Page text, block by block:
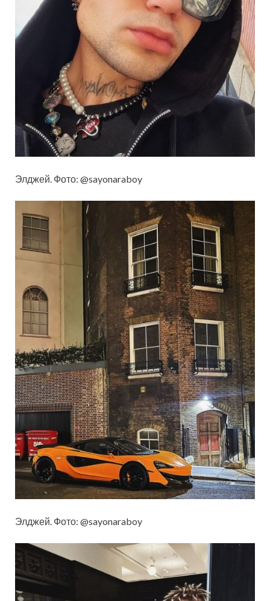
Элджей. Фото: @sayonaraboy
Элджей. Фото: @sayonaraboy